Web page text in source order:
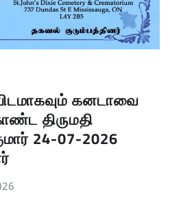
கனடாவை
திருமதி
24-07-2026